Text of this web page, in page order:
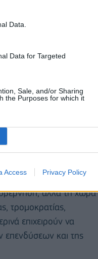
Data.
Data for Targeted
Sale, and/or Sharing
the Purposes for which it
Access Privacy Policy
κριτική στην
αλλά τη χώρα
τρομοκρατίας,
επιχειρούν να
επενδύσεων και της